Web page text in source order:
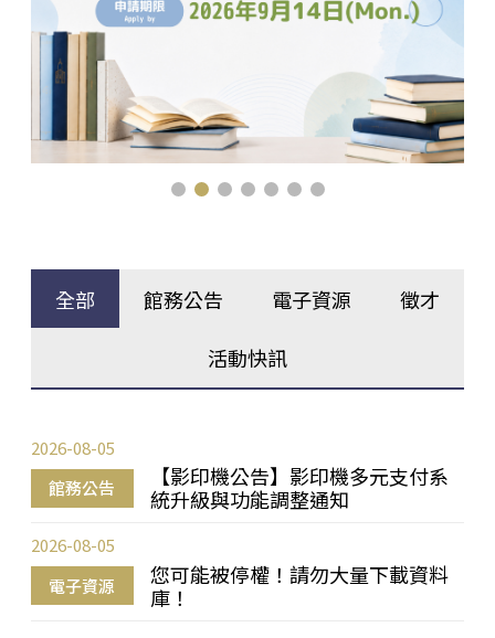
全部 館務公告 電子資源 徵才
活動快訊
館務公告
【影印機公告】影印機多元支付系
統升級與功能調整通知
2026-08-05
電子資源
您可能被停權！請勿大量下載資料
庫！
2026-08-05